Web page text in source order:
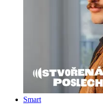
Smart